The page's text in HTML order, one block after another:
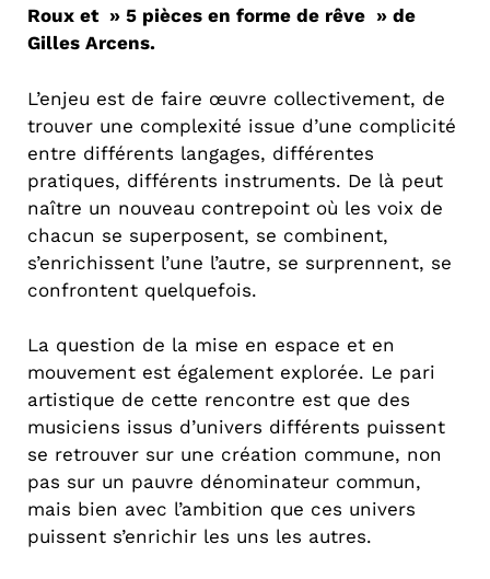
Roux et » 5 pièces en forme de rêve » de
Gilles Arcens.
L’enjeu est de faire œuvre collectivement, de
trouver une complexité issue d’une complicité
entre différents langages, différentes
pratiques, différents instruments. De là peut
naître un nouveau contrepoint où les voix de
chacun se superposent, se combinent,
s’enrichissent l’une l’autre, se surprennent, se
confrontent quelquefois.
La question de la mise en espace et en
mouvement est également explorée. Le pari
artistique de cette rencontre est que des
musiciens issus d’univers différents puissent
se retrouver sur une création commune, non
pas sur un pauvre dénominateur commun,
mais bien avec l’ambition que ces univers
puissent s’enrichir les uns les autres.